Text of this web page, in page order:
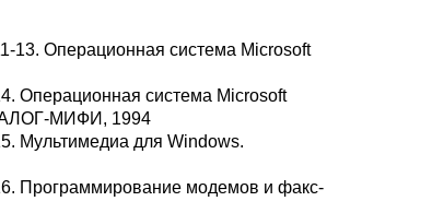
13. Операционная система Microsoft
Операционная система Microsoft
МИФИ, 1994
Мультимедиа для Windows.
Программирование модемов и факс-